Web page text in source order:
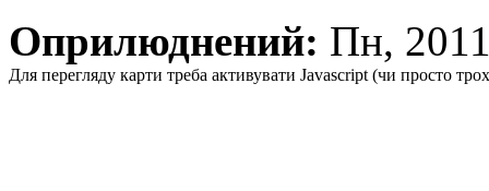
Оприлюднений: Пн,
Для перегляду карти треба активувати Javascript (чи просто